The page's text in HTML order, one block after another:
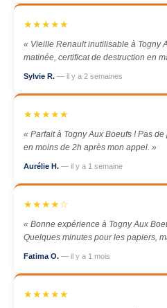
★★★★★
« Vieille Renault inutilisable à Togny
matinée, certificat de destruction en
Sylvie R. — il y a 2 semaines
★★★★★
« Parfait à Togny Aux Boeufs ! Pas
en moins de 2h après mon appel. »
Aurélie H. — il y a 1 semaine
★★★★☆
« Bonne expérience à Togny Aux
Quelques minutes pour les papiers,
Fatima O. — il y a 1 mois
★★★★★